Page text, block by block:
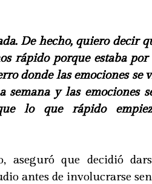
De hecho, quiero decir
rápido porque estaba
donde las emociones se
semana y las emociones
lo que rápido
aseguró que decidió
antes de involucrarse